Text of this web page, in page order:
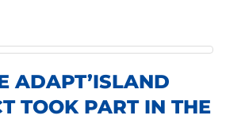
ADAPT’ISLAND
TOOK PART IN THE